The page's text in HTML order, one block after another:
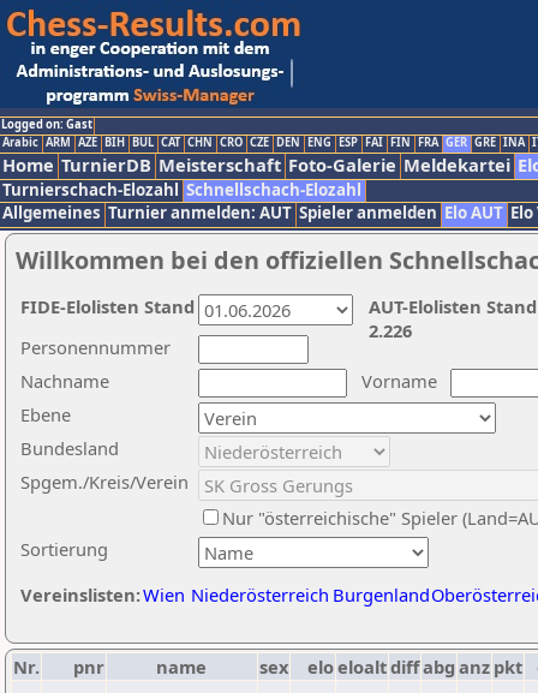
Logged on: Gast
Arabic ARM AZE BIH BUL CAT CHN CRO CZE DEN ENG ESP FAI FIN FRA GER GRE INA
Home TurnierDB Meisterschaft Foto-Galerie Meldekartei
Turnierschach-Elozahl Schnellschach-Elozahl
Allgemeines Turnier anmelden: AUT Spieler anmelden Elo AUT
Willkommen bei den offiziellen
Nachname
Vorname
Ebene
Sortierung
Personennummer
Bundesland
Spgem./Kreis/Verein
Nur "österreichische" Spieler
Vereinslisten:Wien Niederösterreich Burgenland
AUT-Elolisten
2.226
FIDE-Elolisten Stand
Nr. pnr name sex eloeloaltdiffabg anz pkt